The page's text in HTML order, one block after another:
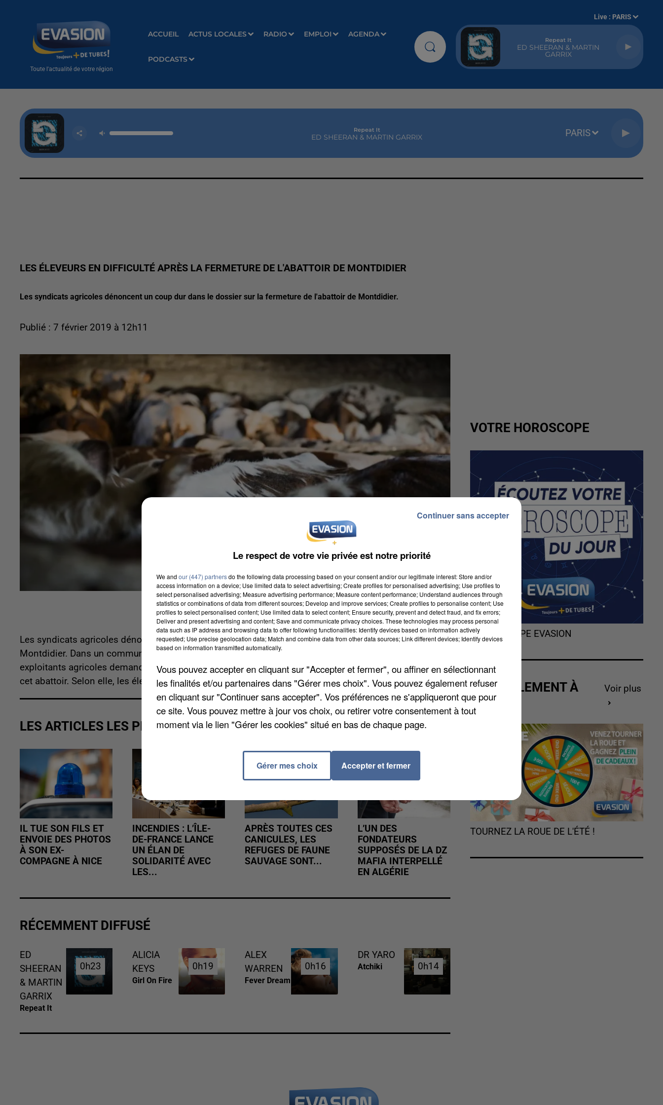
Toute l'actualité de votre région
ACCUEIL ACTUS LOCALES RADIO EMPLOI AGENDA
PODCASTS
Live : PARIS
Repeat It
ED SHEERAN & MARTIN
GARRIX
Repeat It
ED SHEERAN & MARTIN GARRIX PARIS
LES ÉLEVEURS EN DIFFICULTÉ APRÈS LA FERMETURE DE L'ABATTOIR DE MONTDIDIER
Les syndicats agricoles dénoncent un coup dur dans le dossier sur la fermeture de l'abattoir de Montdidier.
Publié : 7 février 2019 à 12h11
Les syndicats agricoles dénoncent un coup dur dans le dossier sur la fermeture de l'abattoir de
Montdidier. Dans un communiqué publié hier, la Fédération départementale de la Somme des
exploitants agricoles demande à ce qu'une solution immédiate soit trouvée pour remplacer l'activité de
cet abattoir. Selon elle, les éleveurs ont besoin d'une solution d'abattage de proximité.
LES ARTICLES LES PLUS VUS
IL TUE SON FILS ET
ENVOIE DES PHOTOS
À SON EX-
COMPAGNE À NICE
INCENDIES : L’ÎLE-
DE-FRANCE LANCE
UN ÉLAN DE
SOLIDARITÉ AVEC
LES...
APRÈS TOUTES CES
CANICULES, LES
REFUGES DE FAUNE
SAUVAGE SONT...
L’UN DES
FONDATEURS
SUPPOSÉS DE LA DZ
MAFIA INTERPELLÉ
EN ALGÉRIE
RÉCEMMENT DIFFUSÉ
ED
SHEERAN
& MARTIN
GARRIX
Repeat It
0h23
0h23
ALICIA
KEYS
Girl On Fire
0h19
0h19
ALEX
WARREN
Fever Dream
0h16
0h16
DR YARO
Atchiki 0h14
0h14
VOTRE HOROSCOPE
L'HOROSCOPE EVASION
ACTUELLEMENT À
GAGNER
Voir plus
TOURNEZ LA ROUE DE L'ÉTÉ !
Le respect de votre vie privée est notre priorité
We and our (447) partnersdo the following data processing based on your consent and/or our legitimate interest: Store and/or
access information on a device; Use limited data to select advertising; Create profiles for personalised advertising; Use profiles to
select personalised advertising; Measure advertising performance; Measure content performance; Understand audiences through
statistics or combinations of data from different sources; Develop and improve services; Create profiles to personalise content; Use
profiles to select personalised content; Use limited data to select content; Ensure security, prevent and detect fraud, and fix errors;
Deliver and present advertising and content; Save and communicate privacy choices. These technologies may process personal
data such as IP address and browsing data to offer following functionalities: Identify devices based on information actively
requested; Use precise geolocation data; Match and combine data from other data sources; Link different devices; Identify devices
based on information transmitted automatically.
Vous pouvez accepter en cliquant sur "Accepter et fermer", ou affiner en sélectionnant
les finalités et/ou partenaires dans "Gérer mes choix". Vous pouvez également refuser
en cliquant sur "Continuer sans accepter". Vos préférences ne s'appliqueront que pour
ce site. Vous pouvez mettre à jour vos choix, ou retirer votre consentement à tout
moment via le lien "Gérer les cookies" situé en bas de chaque page.
Gérer mes choix Accepter et fermer
Continuer sans accepter